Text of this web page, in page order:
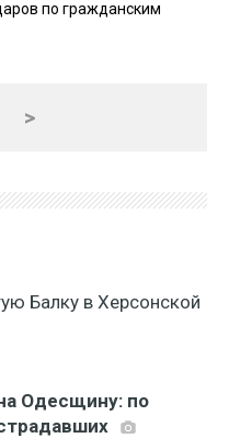
по гражданским
>
Балку в Херсонской
Одесщину: по